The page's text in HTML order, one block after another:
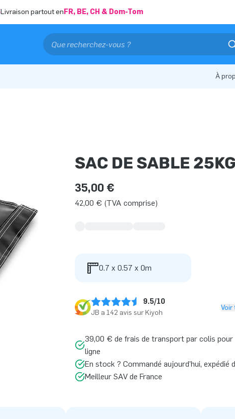
Livraison partout en FR, BE, CH & Dom-Tom
À
SAC DE SABLE
35,00 €
42,00 € (TVA comprise)
0.7 x 0.57 x 0m
9.5/10
JB a 142 avis sur Kiyoh
39,00 € de frais de transport par colis pour
ligne
En stock ? Commandé aujourd’hui, expédié
Meilleur SAV de France